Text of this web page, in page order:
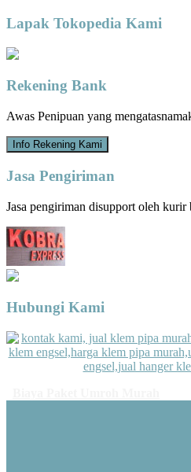
Lapak Tokopedia Kami
Rekening Bank
Awas Penipuan yang
Info Rekening Kami
Jasa Pengiriman
Jasa pengiriman disupport oleh kurir
Hubungi Kami